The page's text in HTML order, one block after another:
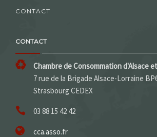
CONTACT
CONTACT
Chambre de Consommation d'Alsace
7 rue de la Brigade Alsace-Lorraine
Strasbourg CEDEX
03 88 15 42 42
cca.asso.fr